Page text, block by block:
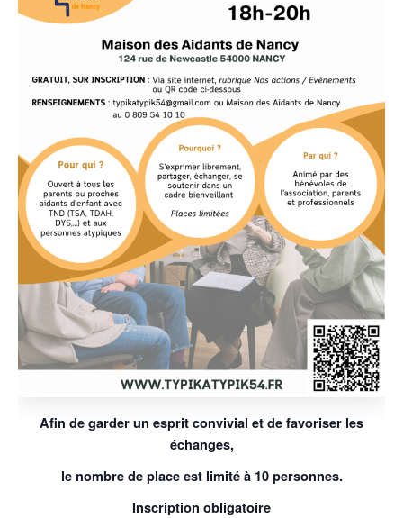
Afin de garder un esprit convivial et de favoriser les
échanges,
le nombre de place est limité à 10 personnes.
Inscription obligatoire